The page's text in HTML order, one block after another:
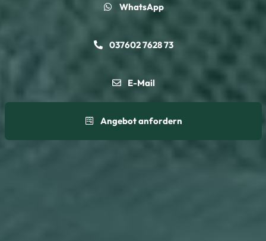
WhatsApp
037602 7628 73
E-Mail
Angebot anfordern